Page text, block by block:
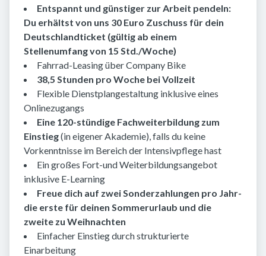
Entspannt und günstiger zur Arbeit pendeln:
Du erhältst von uns 30 Euro Zuschuss für dein
Deutschlandticket (gültig ab einem
Stellenumfang von 15 Std./Woche)
Fahrrad-Leasing über Company Bike
38,5 Stunden pro Woche bei Vollzeit
Flexible Dienstplangestaltung inklusive eines
Onlinezugangs
Eine 120-stündige Fachweiterbildung zum
Einstieg(in eigener Akademie), falls du keine
Vorkenntnisse im Bereich der Intensivpflege hast
Ein großes Fort-und Weiterbildungsangebot
inklusive E-Learning
Freue dich auf zwei Sonderzahlungen pro Jahr-
die erste für deinen Sommerurlaub und die
zweite zu Weihnachten
Einfacher Einstieg durch strukturierte
Einarbeitung